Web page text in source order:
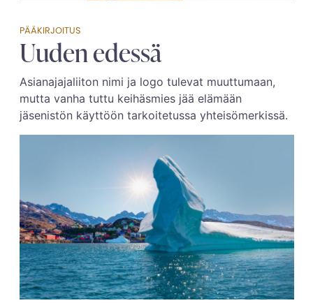
PÄÄKIRJOITUS
Uuden edessä
Asianajajaliiton nimi ja logo tulevat muuttumaan,
mutta vanha tuttu keihäsmies jää elämään
jäsenistön käyttöön tarkoitetussa yhteisömerkissä.